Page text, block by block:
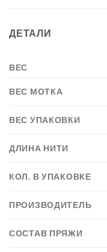
ДЕТАЛИ
ВЕС
ВЕС МОТКА
ВЕС УПАКОВКИ
ДЛИНА НИТИ
КОЛ. В УПАКОВКЕ
ПРОИЗВОДИТЕЛЬ
СОСТАВ ПРЯЖИ